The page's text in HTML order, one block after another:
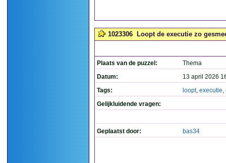
1023306 Loopt de executie zo
Plaats van de puzzel:
Thema
Datum:
13 april 2026
Tags:
loopt, executie,
Gelijkluidende vragen:
Geplaatst door: bas34